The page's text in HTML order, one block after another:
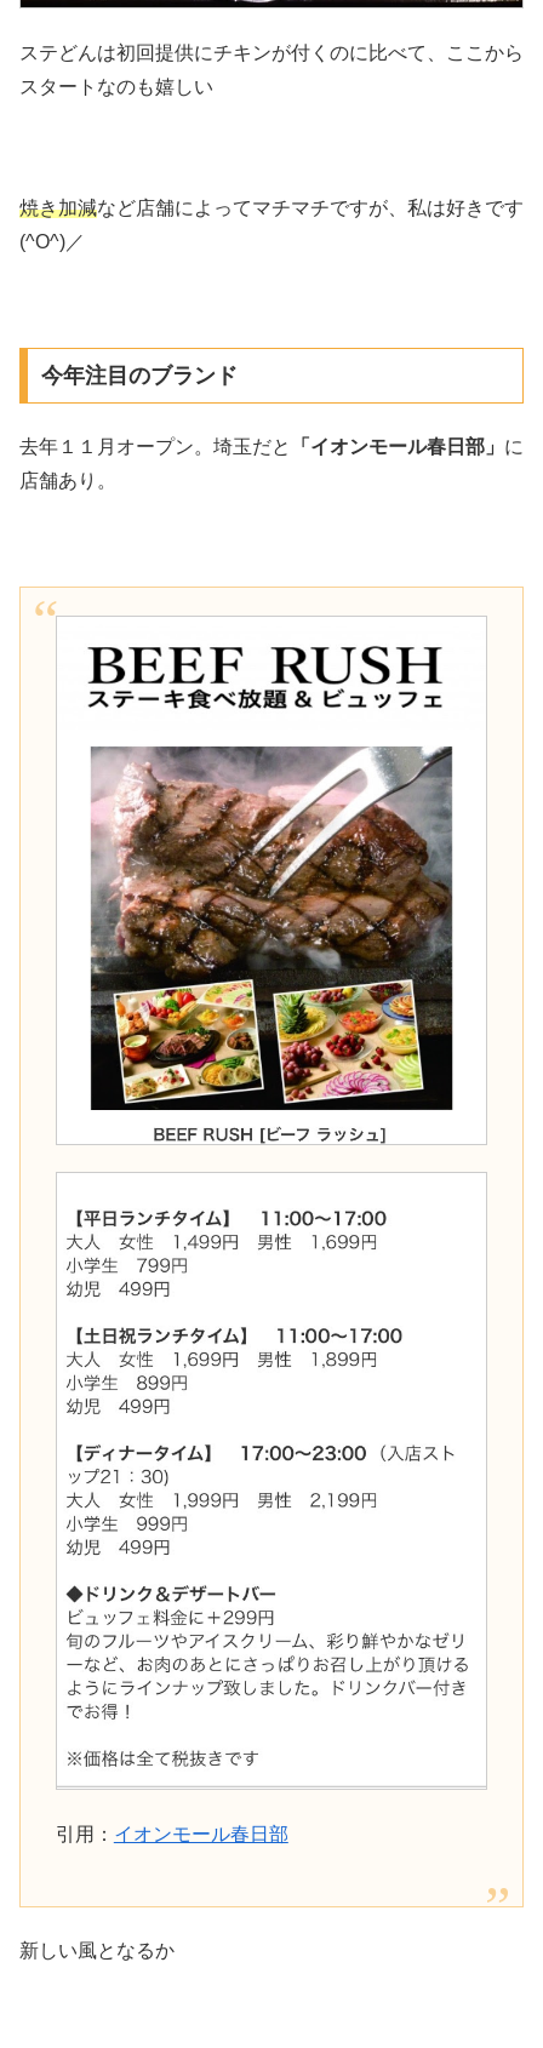
ステどんは初回提供にチキンが付くのに比べて、ここから
スタートなのも嬉しい
焼き加減など店舗によってマチマチですが、私は好きです
(^O^)／
今年注目のブランド
去年１１月オープン。埼玉だと 「イオンモール春日部」 に
店舗あり。
引用： イオンモール春日部
新しい風となるか